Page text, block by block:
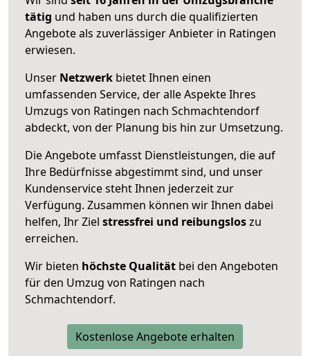
tätig und haben uns durch die qualifizierten
Angebote als zuverlässiger Anbieter in Ratingen
erwiesen.
Unser Netzwerk bietet Ihnen einen
umfassenden Service, der alle Aspekte Ihres
Umzugs von Ratingen nach Schmachtendorf
abdeckt, von der Planung bis hin zur Umsetzung.
Die Angebote umfasst Dienstleistungen, die auf
Ihre Bedürfnisse abgestimmt sind, und unser
Kundenservice steht Ihnen jederzeit zur
Verfügung. Zusammen können wir Ihnen dabei
helfen, Ihr Ziel stressfrei und reibungsloszu
erreichen.
Wir bieten höchste Qualität bei den Angeboten
für den Umzug von Ratingen nach
Schmachtendorf.
Kostenlose Angebote erhalten